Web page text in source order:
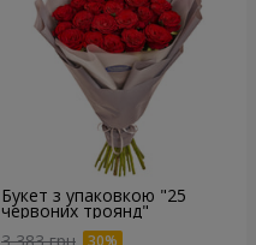
Букет з упаковкою "25
червоних троянд"